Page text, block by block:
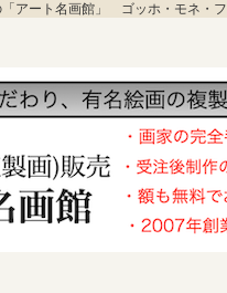
アート名画館」 ゴッホ・モネ・